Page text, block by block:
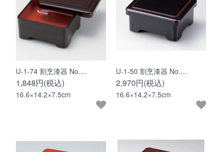
U-1-74 割烹漆器 No.…
1,848円(税込)
16.6×14.2×7.5cm
U-1-50 割烹漆器 No.…
2,970円(税込)
16.6×14.2×7.5cm